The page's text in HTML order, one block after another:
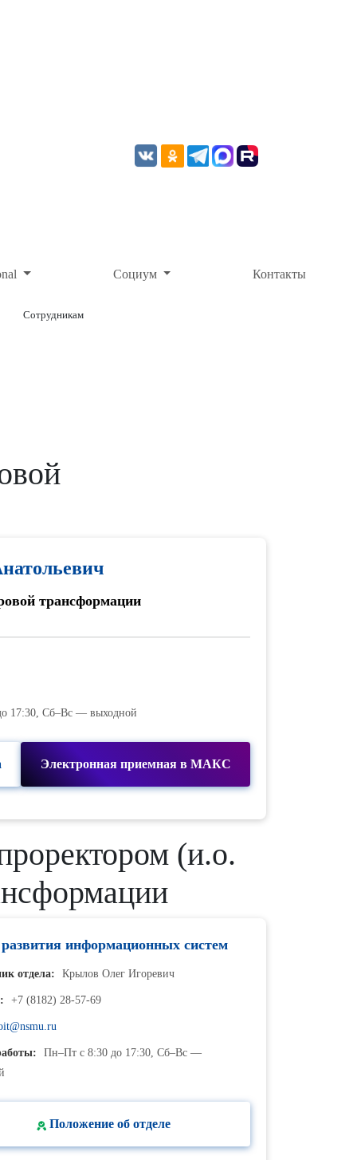
Социум Контакты
Сотрудникам
трансформации
17:30, Сб–Вс — выходной
Электронная приемная в МАКС
(и.о.
информационных систем
отдела: Крылов Олег Игоревич
+7 (8182) 28-57-69
Пн–Пт с 8:30 до 17:30, Сб–Вс —
Положение об отделе